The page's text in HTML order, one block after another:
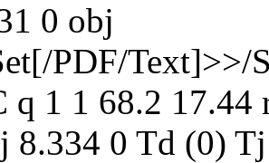
0 obj
PDF/Text]>>/
1 1 68.2 17.44
8.334 0 Td (0)